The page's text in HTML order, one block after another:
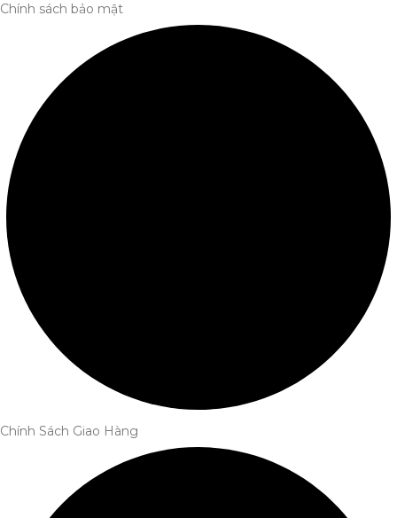
Chính sách bảo mật
Chính Sách Giao Hàng